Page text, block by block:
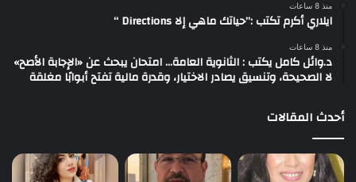
منذ 8 ساعات
ايلاري أكرم تكتب :”حياتك ماهي إلا Directions “
منذ 8 ساعات
د.وائل كامل يكتب : الثانوية العامة… امتحان يبحث عن «الإجابة الأصح»
لا الصحيحة، وتنسيق يصادر الاختيار، وقدرة مالية تفتح أبوابًا مغلقة
أحدث المقالات